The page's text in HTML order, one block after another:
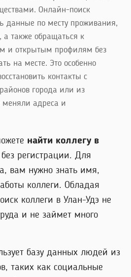
Онлайн-поиск
данные по месту проживания,
а также обращаться к
и открытым профилям без
на месте. Это особенно
контакты с
города или из
меняли адреса и
найти коллегу в
регистрации. Для
вам нужно знать имя,
коллеги. Обладая
коллеги в Улан-Удэ не
и не займет много
базу данных людей из
таких как социальные